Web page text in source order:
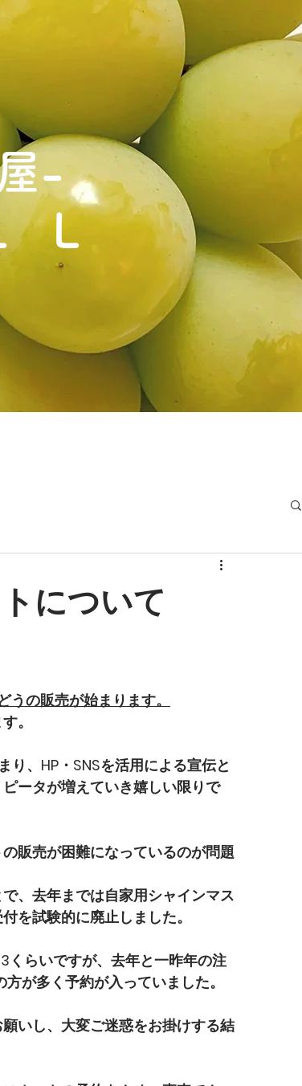
-
L
について
うの販売が始まります。
。
、HP・SNSを活用による宣伝と
ータが増えていき嬉しい限りで
販売が困難になっているのが問題
、去年までは自家用シャインマス
を試験的に廃止しました。
くらいですが、去年と一昨年の注
が多く予約が入っていました。
いし、大変ご迷惑をお掛けする結